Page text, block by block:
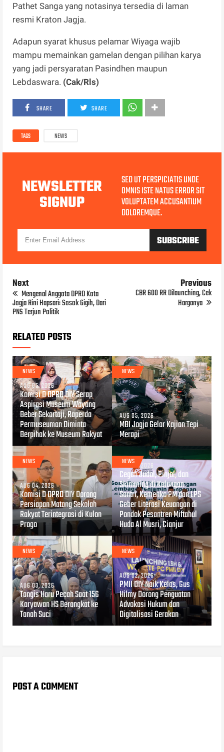
Pathet Sanga yang notasinya tersedia di laman
resmi Kraton Jagja.
Adapun syarat khusus pelamar Wiyaga wajib
mampu memainkan gamelan dengan pilihan karya
yang jadi persyaratan Pasindhen maupun
Lebdaswara. (Cak/Rls)
SHARE SHARE
TAGS NEWS
NEWSLETTER
SIGNUP
SED UT PERSPICIATIS UNDE
OMNIS ISTE NATUS ERROR SIT
VOLUPTATEM ACCUSANTIUM
DOLOREMQUE.
Next
Mengenal Anggota DPRD Kota
Jogja Rini Hapsari: Sosok Gigih, Dari
PNS Terjun Politik
Previous
CBR 600 RR Dilaunching, Cek
Harganya
RELATED POSTS
NEWS
AUG 05, 2026
Komisi D DPRD DIY Serap
Aspirasi Museum Wayang
Beber Sekartaji, Raperda
Permuseuman Diminta
Berpihak ke Museum Rakyat
NEWS
AUG 05, 2026
MBI Jogja Gelar Kajian Tepi
Merapi
NEWS
AUG 04, 2026
Komisi D DPRD DIY Dorong
Persiapan Matang Sekolah
Rakyat Terintegrasi di Kulon
Progo
NEWS
AUG 04, 2026
Cegah Judol, Pinjol, dan
Skimming di Kalangan
Santri, Kemenko PM dan LPS
Geber Literasi Keuangan di
Pondok Pesantren Miftahul
Huda Al Musri, Cianjur
NEWS
AUG 03, 2026
Tangis Haru Pecah Saat 156
Karyawan HS Berangkat ke
Tanah Suci
NEWS
AUG 02, 2026
PMII DIY Naik Kelas, Gus
Hilmy Dorong Penguatan
Advokasi Hukum dan
Digitalisasi Gerakan
POST A COMMENT